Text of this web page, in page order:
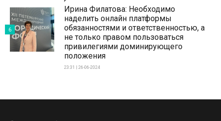
Ирина Филатова: Необходимо
наделить онлайн платформы
обязанностями и ответственностью, а
не только правом пользоваться
привилегиями доминирующего
положения
23:31 | 26-06-2024
6